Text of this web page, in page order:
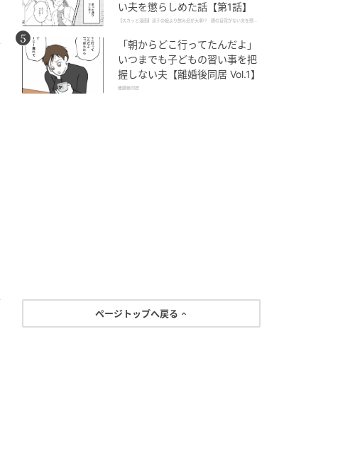
い夫を懲らしめた話【第1話】
【スカッと漫画】双子の娘より飲み会が大事!? 親の自覚がない夫を懲ら
「朝からどこ行ってたんだよ」
いつまでも子どもの習い事を把
握しない夫【離婚後同居 Vol.1】
離婚後同居
ページトップへ戻る